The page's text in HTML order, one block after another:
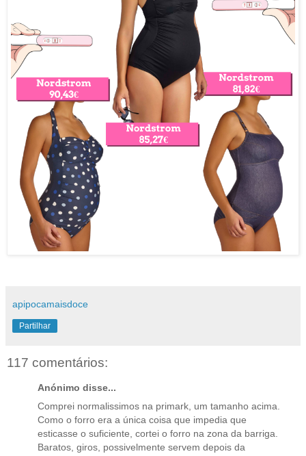
apipocamaisdoce
Partilhar
117 comentários:
Anónimo disse...
Comprei normalissimos na primark, um tamanho acima.
Como o forro era a única coisa que impedia que
esticasse o suficiente, cortei o forro na zona da barriga.
Baratos, giros, possivelmente servem depois da